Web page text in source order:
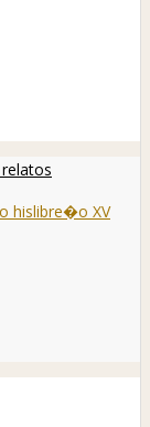
hislibre�o XV